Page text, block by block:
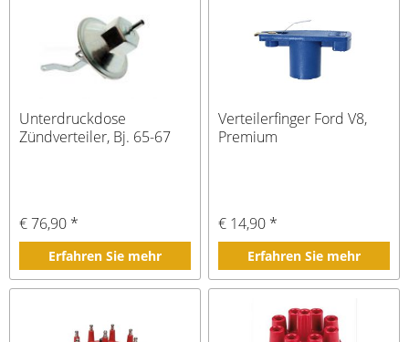
Unterdruckdose
Zündverteiler, Bj. 65-67
€ 76,90 *
Erfahren Sie mehr
Verteilerfinger Ford V8,
Premium
€ 14,90 *
Erfahren Sie mehr